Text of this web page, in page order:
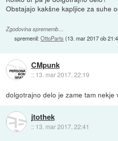
Obstajajo kakšne kapljice za suhe
Zgodovina sprememb…
spremenil:OttoParts (13. mar 2017 ob
CMpunk
:: 13. mar 2017, 22:19
dolgotrajno delo je zame tam nekje
jtothek
:: 13. mar 2017, 22:41